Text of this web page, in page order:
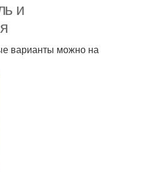
и
варианты можно на